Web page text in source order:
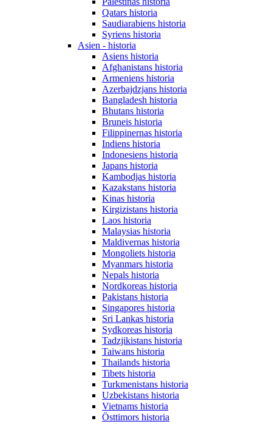
Qatars historia
Saudiarabiens historia
Syriens historia
Asien - historia
Asiens historia
Afghanistans historia
Armeniens historia
Azerbajdzjans historia
Bangladesh historia
Bhutans historia
Bruneis historia
Filippinernas historia
Indiens historia
Indonesiens historia
Japans historia
Kambodjas historia
Kazakstans historia
Kinas historia
Kirgizistans historia
Laos historia
Malaysias historia
Maldivernas historia
Mongoliets historia
Myanmars historia
Nepals historia
Nordkoreas historia
Pakistans historia
Singapores historia
Sri Lankas historia
Sydkoreas historia
Tadzjikistans historia
Taiwans historia
Thailands historia
Tibets historia
Turkmenistans historia
Uzbekistans historia
Vietnams historia
Östtimors historia